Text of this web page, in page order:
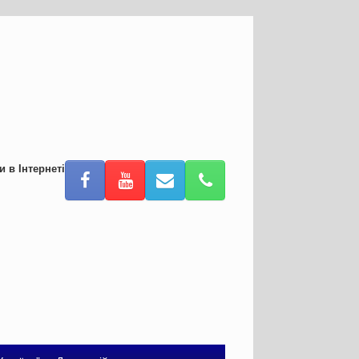
в Інтернеті